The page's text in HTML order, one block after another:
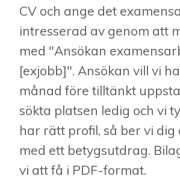
CV och ange det
intresserad av genom att
med "Ansökan
[exjobb]". Ansökan vill vi
månad före tilltänkt
sökta platsen ledig och vi
har rätt profil, så ber vi dig
med ett betygsutdrag.
vi att få i PDF-format.